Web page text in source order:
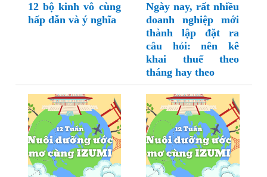
12 bộ kinh vô cùng
hấp dẫn và ý nghĩa
Ngày nay, rất nhiều
doanh nghiệp mới
thành lập đặt ra
câu hỏi: nên kê
khai thuế theo
tháng hay theo